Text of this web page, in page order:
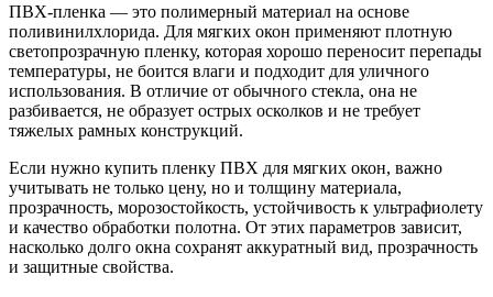
ПВХ-пленка — это полимерный материал на основе
поливинилхлорида. Для мягких окон применяют плотную
светопрозрачную пленку, которая хорошо переносит перепады
температуры, не боится влаги и подходит для уличного
использования. В отличие от обычного стекла, она не
разбивается, не образует острых осколков и не требует
тяжелых рамных конструкций.
Если нужно купить пленку ПВХ для мягких окон, важно
учитывать не только цену, но и толщину материала,
прозрачность, морозостойкость, устойчивость к ультрафиолету
и качество обработки полотна. От этих параметров зависит,
насколько долго окна сохранят аккуратный вид, прозрачность
и защитные свойства.